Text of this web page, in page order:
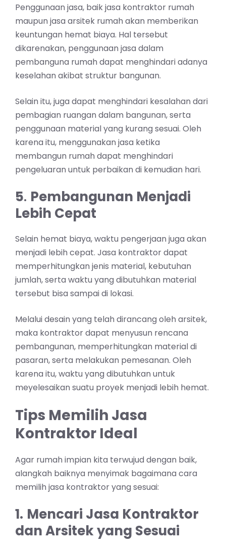
Penggunaan jasa, baik jasa kontraktor rumah
maupun jasa arsitek rumah akan memberikan
keuntungan hemat biaya. Hal tersebut
dikarenakan, penggunaan jasa dalam
pembanguna rumah dapat menghindari adanya
keselahan akibat struktur bangunan.
Selain itu, juga dapat menghindari kesalahan dari
pembagian ruangan dalam bangunan, serta
penggunaan material yang kurang sesuai. Oleh
karena itu, menggunakan jasa ketika
membangun rumah dapat menghindari
pengeluaran untuk perbaikan di kemudian hari.
5. Pembangunan Menjadi
Lebih Cepat
Selain hemat biaya, waktu pengerjaan juga akan
menjadi lebih cepat. Jasa kontraktor dapat
memperhitungkan jenis material, kebutuhan
jumlah, serta waktu yang dibutuhkan material
tersebut bisa sampai di lokasi.
Melalui desain yang telah dirancang oleh arsitek,
maka kontraktor dapat menyusun rencana
pembangunan, memperhitungkan material di
pasaran, serta melakukan pemesanan. Oleh
karena itu, waktu yang dibutuhkan untuk
meyelesaikan suatu proyek menjadi lebih hemat.
Tips Memilih Jasa
Kontraktor Ideal
Agar rumah impian kita terwujud dengan baik,
alangkah baiknya menyimak bagaimana cara
memilih jasa kontraktor yang sesuai:
1. Mencari Jasa Kontraktor
dan Arsitek yang Sesuai